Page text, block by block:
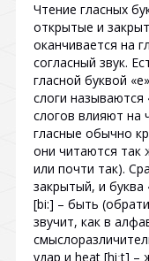
Чтение гласных
открытые и
оканчивается на
согласный звук.
гласной буквой
слоги
слогов влияют на
гласные обычно
они читаются так
или почти так).
закрытый, и
[bi:] – быть
звучит, как в
удар и heat [hiːt]